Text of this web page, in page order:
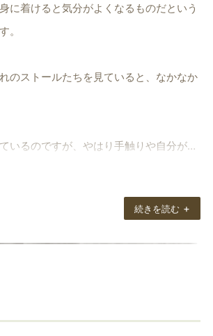
に着けると気分がよくなるものだという
。
のストールたちを見ていると、なかなか
いるのですが、やはり手触りや自分が巻
どれを選んでも実際に手にすればかなり
続きを読む +